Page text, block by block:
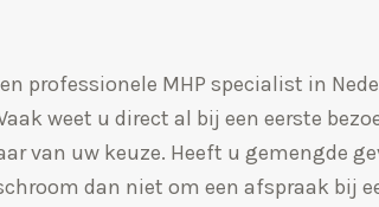
professionele MHP specialist in
weet u direct al bij een eerste
van uw keuze. Heeft u gemengde
dan niet om een afspraak bij